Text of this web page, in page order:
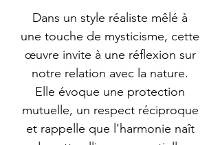
Dans un style réaliste mêlé à
une touche de mysticisme, cette
œuvre invite à une réflexion sur
notre relation avec la nature.
Elle évoque une protection
mutuelle, un respect réciproque
et rappelle que l’harmonie naît